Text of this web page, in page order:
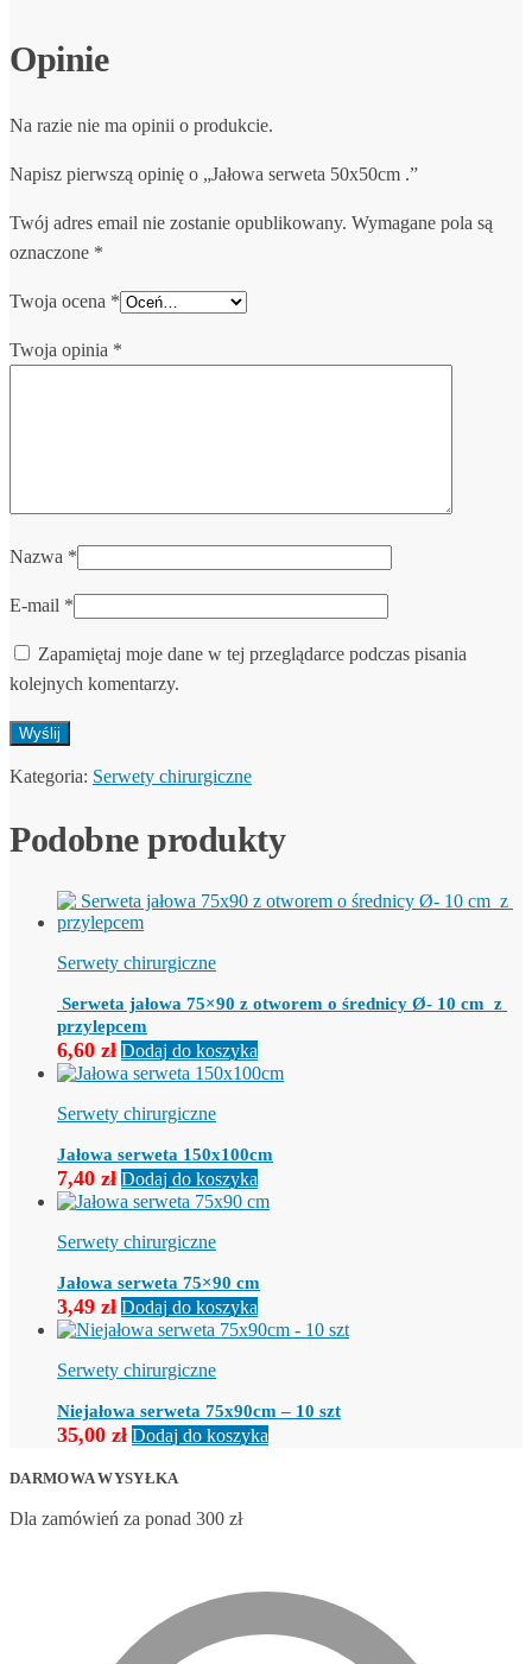
Opinie
Na razie nie ma opinii o produkcie.
Napisz pierwszą opinię o „Jałowa serweta 50x50cm .”
Twój adres email nie zostanie opublikowany. Wymagane pola są
oznaczone *
Twoja ocena *
Twoja opinia *
Nazwa *
E-mail *
Zapamiętaj moje dane w tej przeglądarce podczas pisania
kolejnych komentarzy.
Kategoria: Serwety chirurgiczne
Podobne produkty
Serwety chirurgiczne
Serweta jałowa 75×90 z otworem o średnicy Ø- 10 cm z
przylepcem
6,60 zł Dodaj do koszyka
Serwety chirurgiczne
Jałowa serweta 150x100cm
7,40 zł Dodaj do koszyka
Serwety chirurgiczne
Jałowa serweta 75×90 cm
3,49 zł Dodaj do koszyka
Serwety chirurgiczne
Niejałowa serweta 75x90cm – 10 szt
35,00 zł Dodaj do koszyka
DARMOWA WYSYŁKA
Dla zamówień za ponad 300 zł